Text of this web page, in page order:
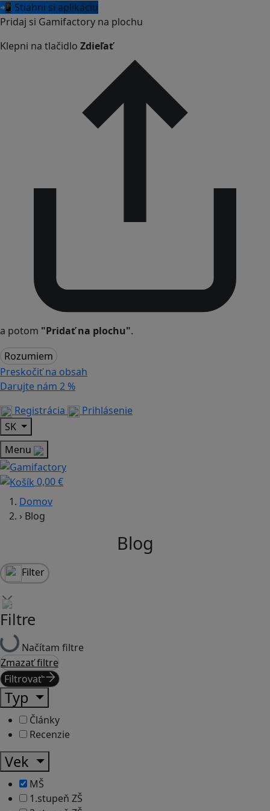
📲 Stiahni si aplikáciu
Pridaj si Gamifactory na plochu
Klepni na tlačidlo Zdieľať
a potom "Pridať na plochu".
Rozumiem
Preskočiť na obsah
Darujte nám 2 %
Registrácia
Prihlásenie
SK
Menu
0,00 €
Domov
› Blog
Blog
Filter
Filtre
Načítam filtre
Zmazať filtre
Filtrovať
Typ
Články
Recenzie
Vek
MŠ
1.stupeň ZŠ